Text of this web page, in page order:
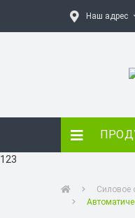
Наш адрес
123
Силовое